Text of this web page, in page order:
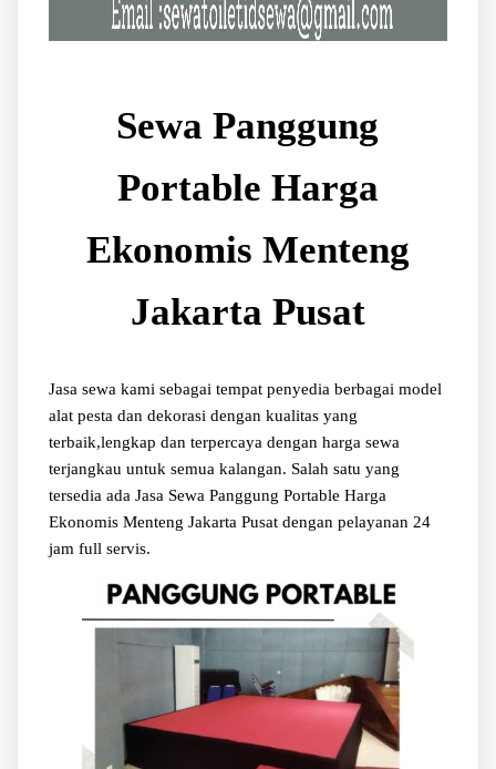
Sewa Panggung
Portable Harga
Ekonomis Menteng
Jakarta Pusat
Jasa sewa kami sebagai tempat penyedia berbagai model
alat pesta dan dekorasi dengan kualitas yang
terbaik,lengkap dan terpercaya dengan harga sewa
terjangkau untuk semua kalangan. Salah satu yang
tersedia ada Jasa Sewa Panggung Portable Harga
Ekonomis Menteng Jakarta Pusat dengan pelayanan 24
jam full servis.